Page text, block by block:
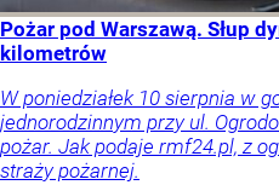
Pożar pod Warszawą. Słup
kilometrów
W poniedziałek 10 sierpnia w
jednorodzinnym przy ul.
pożar. Jak podaje rmf24.pl, z
straży pożarnej.